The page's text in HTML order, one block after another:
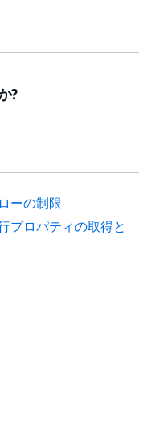
?
ーの制限
プロパティの取得と